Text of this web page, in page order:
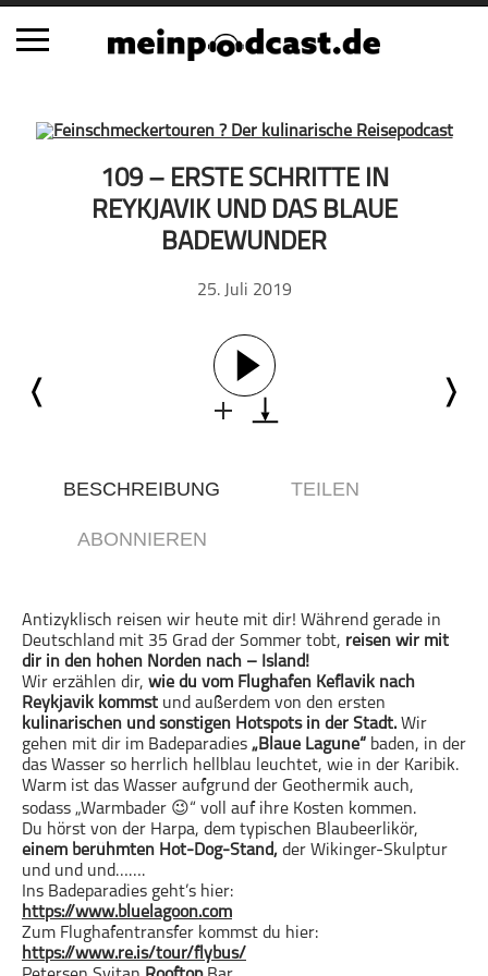
Alle Podcasts
Automobil
Fiktion
Gesellschaft
Gesundheit & Fitness
Heim & Garten
Hobbys & Interessen
Immobilien
Karriere
Kinder & Familie
Kunst & Unterhaltung
Musik
Nachrichten
Persönliche Finanzen
Politik & Regierung
Recht, Regierung & Politik
Reisen
109 – ERSTE SCHRITTE IN
REYKJAVIK UND DAS BLAUE
BADEWUNDER
25. Juli 2019
BESCHREIBUNG TEILEN
ABONNIEREN
Antizyklisch reisen wir heute mit dir! Während gerade in
Deutschland mit 35 Grad der Sommer tobt, reisen wir mit
dir in den hohen Norden nach – Island!
Wir erzählen dir, wie du vom Flughafen Keflavik nach
Reykjavik kommst und außerdem von den ersten
kulinarischen und sonstigen Hotspots in der Stadt. Wir
gehen mit dir im Badeparadies „Blaue Lagune“ baden, in der
das Wasser so herrlich hellblau leuchtet, wie in der Karibik.
Warm ist das Wasser aufgrund der Geothermik auch,
sodass „Warmbader 😉“ voll auf ihre Kosten kommen.
Du hörst von der Harpa, dem typischen Blaubeerlikör,
einem berühmten Hot-Dog-Stand, der Wikinger-Skulptur
und und und…….
Ins Badeparadies geht’s hier:
https://www.bluelagoon.com
Zum Flughafentransfer kommst du hier:
https://www.re.is/tour/flybus/